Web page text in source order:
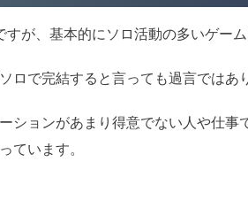
が、基本的にソロ活動の多いゲーム
ロで完結すると言っても過言ではあ
ションがあまり得意でない人や仕
ています。